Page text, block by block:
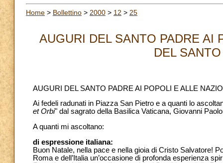
Home > Bollettino > 2000 > 12 > 25
AUGURI DEL SANTO PADRE AI
DEL
AUGURI DEL SANTO PADRE AI POPOLI E ALLE
Ai fedeli radunati in Piazza San Pietro e a quanti lo
et Orbi" dal sagrato della Basilica Vaticana, Giovanni
A quanti mi ascoltano:
di espressione italiana:
Buon Natale, nella pace e nella gioia di Cristo Salvatore!
Roma e dell’Italia un’occasione di profonda esperienza